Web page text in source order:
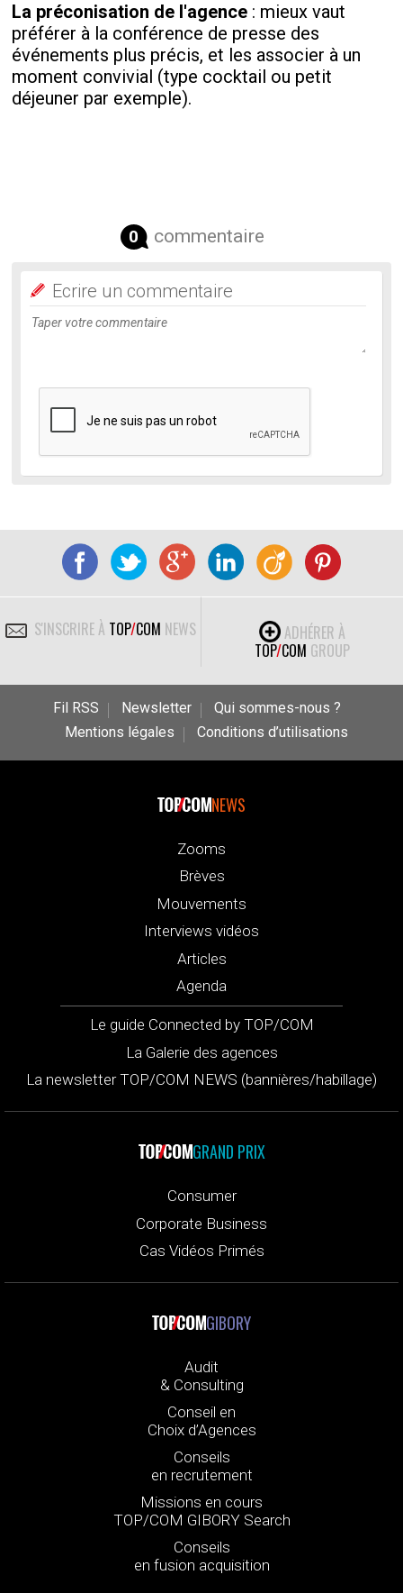
La préconisation de l'agence : mieux vaut
préférer à la conférence de presse des
événements plus précis, et les associer à un
moment convivial (type cocktail ou petit
déjeuner par exemple).
0 commentaire
Ecrire un commentaire
S'INSCRIRE À TOP/COM NEWS
ADHÉRER À
TOP/COM GROUP
Fil RSS Newsletter
Qui sommes-nous ?
Mentions légales
Conditions d’utilisations
NEWS
Zooms
Brèves
Mouvements
Interviews vidéos
Articles
Agenda
Le guide Connected by TOP/COM
La Galerie des agences
La newsletter TOP/COM NEWS (bannières/habillage)
GRAND PRIX
Consumer
Corporate Business
Cas Vidéos Primés
GIBORY
Audit
& Consulting
Conseil en
Choix d’Agences
Conseils
en recrutement
Missions en cours
TOP/COM GIBORY Search
Conseils
en fusion acquisition